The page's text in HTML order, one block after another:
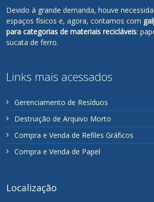
Devido à grande demanda, houve
espaços físicos e, agora, contamos com
para categorias de materiais recicláveis:
sucata de ferro.
Links mais acessados
Gerenciamento de Resíduos
Destruição de Arquivo Morto
Compra e Venda de Refiles Gráficos
Compra e Venda de Papel
Localização